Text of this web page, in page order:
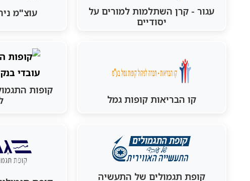
עגור - קרן השתלמות למורים על
יסודיים
עוצ"מ
קו הבריאות קופות גמל
קופות
קופת תגמולים של התעשיה